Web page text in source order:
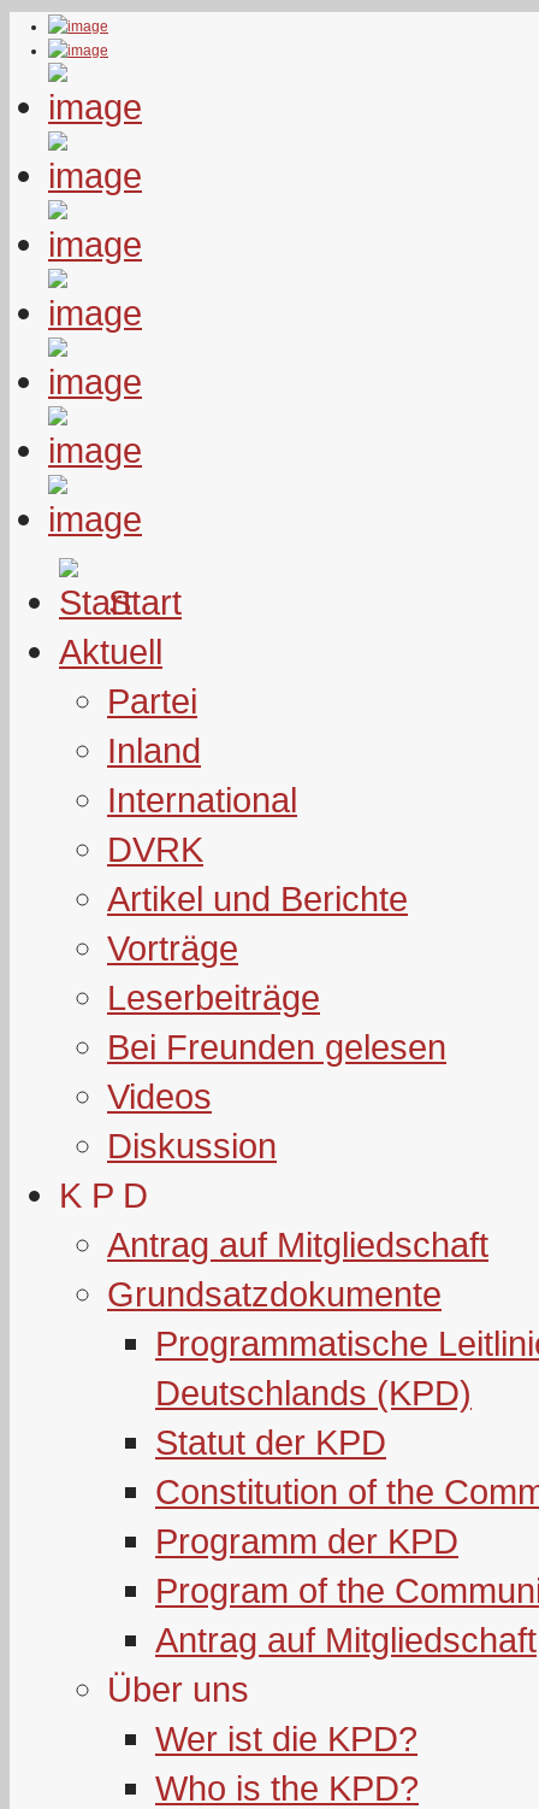
Start
Aktuell
Partei
Inland
International
DVRK
Artikel und Berichte
Vorträge
Leserbeiträge
Bei Freunden gelesen
Videos
Diskussion
K P D
Antrag auf Mitgliedschaft
Grundsatzdokumente
Programmatische
Deutschlands (KPD)
Statut der KPD
Constitution of the
Programm der KPD
Program of the
Antrag auf Mitgliedschaft
Über uns
Wer ist die KPD?
Who is the KPD?